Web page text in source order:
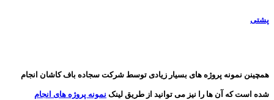
پشتی
همچینن نمونه پروژه های بسیار زیادی توسط شرکت سجاده باف کاشان انجام
شده است که آن ها را نیز می توانید از طریق لینک نمونه پروژه های انجام